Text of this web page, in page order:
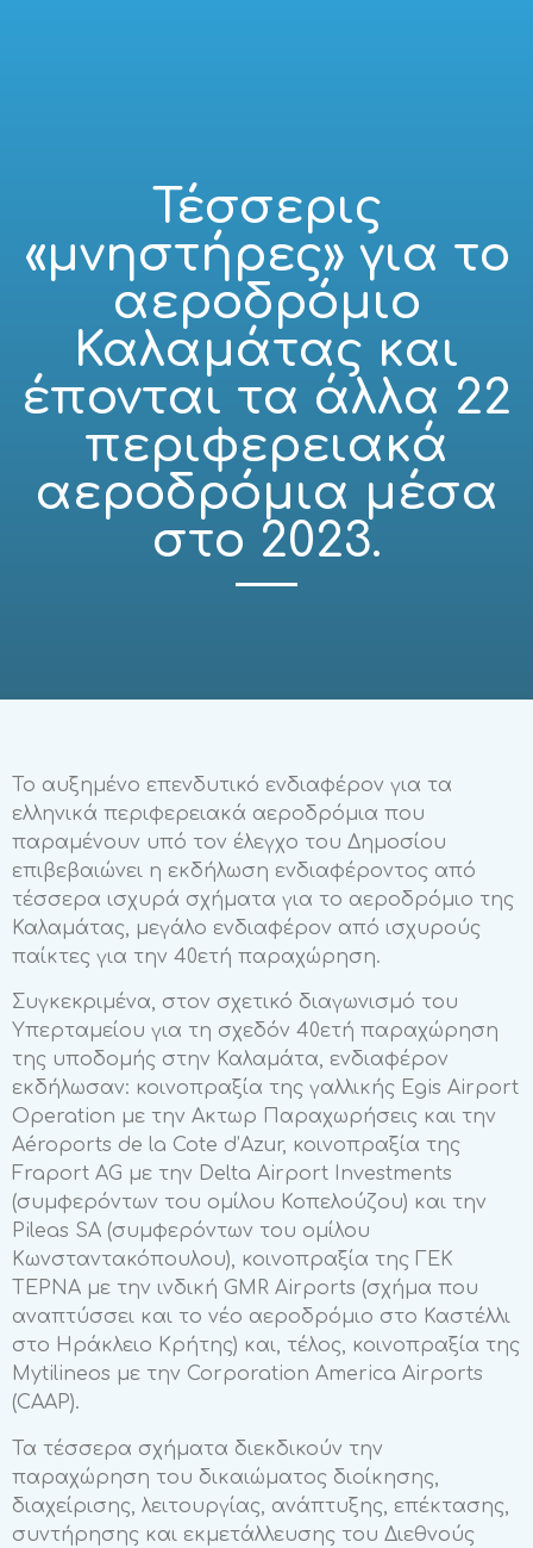
Τέσσερις
«μνηστήρες» για το
αεροδρόμιο
Καλαμάτας και
έπονται τα άλλα 22
περιφερειακά
αεροδρόμια μέσα
στο 2023.
Το αυξημένο επενδυτικό ενδιαφέρον για τα
ελληνικά περιφερειακά αεροδρόμια που
παραμένουν υπό τον έλεγχο του Δημοσίου
επιβεβαιώνει η εκδήλωση ενδιαφέροντος από
τέσσερα ισχυρά σχήματα για το αεροδρόμιο της
Καλαμάτας, μεγάλο ενδιαφέρον από ισχυρούς
παίκτες για την 40ετή παραχώρηση.
Συγκεκριμένα, στον σχετικό διαγωνισμό του
Υπερταμείου για τη σχεδόν 40ετή παραχώρηση
της υποδομής στην Καλαμάτα, ενδιαφέρον
εκδήλωσαν: κοινοπραξία της γαλλικής Egis Airport
Operation με την Ακτωρ Παραχωρήσεις και την
Aéroports de la Cote d’Azur, κοινοπραξία της
Fraport AG με την Delta Airport Investments
(συμφερόντων του ομίλου Κοπελούζου) και την
Pileas SA (συμφερόντων του ομίλου
Κωνσταντακόπουλου), κοινοπραξία της ΓΕΚ
ΤΕΡΝΑ με την ινδική GMR Airports (σχήμα που
αναπτύσσει και το νέο αεροδρόμιο στο Καστέλλι
στο Ηράκλειο Κρήτης) και, τέλος, κοινοπραξία της
Mytilineos με την Corporation America Airports
(CAAP).
Τα τέσσερα σχήματα διεκδικούν την
παραχώρηση του δικαιώματος διοίκησης,
διαχείρισης, λειτουργίας, ανάπτυξης, επέκτασης,
συντήρησης και εκμετάλλευσης του Διεθνούς